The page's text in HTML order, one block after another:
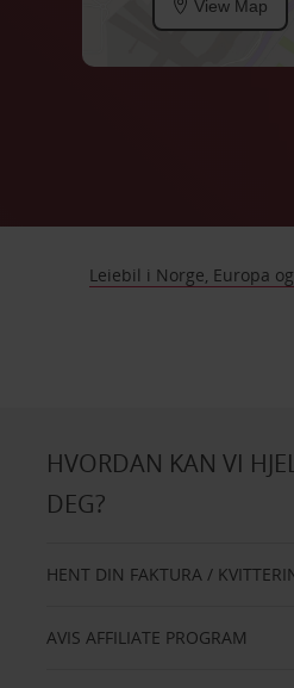
View Map
Leiebil i Norge, Europa
HVORDAN KAN VI
DEG?
HENT DIN FAKTURA /
AVIS AFFILIATE PROGRAM